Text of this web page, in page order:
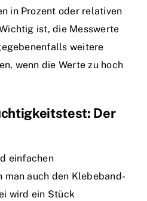
in Prozent oder relativen
ist, die Messwerte
weitere
wenn die Werte zu hoch
Der
einfachen
auch den Klebeband-
wird ein Stück